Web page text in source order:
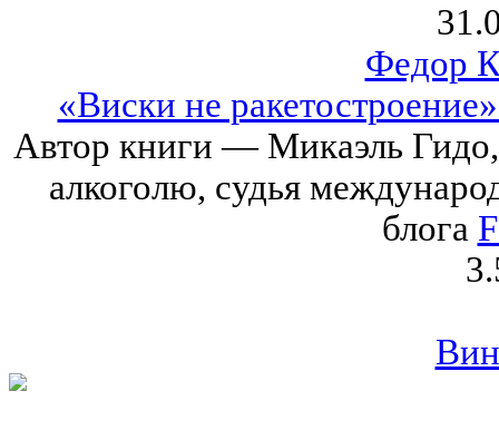
Федор
«Виски не
Автор книги — Микаэль
алкоголю, судья
блога